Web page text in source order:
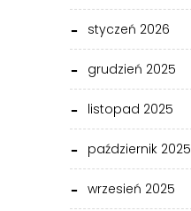
styczeń 2026
grudzień 2025
listopad 2025
październik 2025
wrzesień 2025